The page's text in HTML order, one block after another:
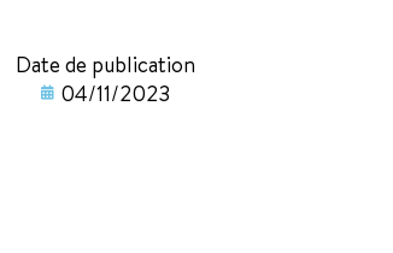
Date de publication
04/11/2023